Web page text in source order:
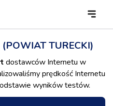
TURECKI)
dostawców Internetu w
prędkość Internetu
wyników testów.